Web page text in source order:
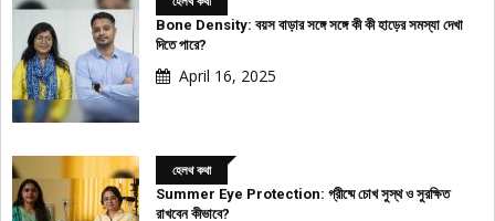
Bone Density: বয়স বাড়ার সঙ্গে সঙ্গে কী কী হাড়ের সমস্যা দেখা
দিতে পারে?
April 16, 2025
হেলথ কথা
Summer Eye Protection: গ্রীষ্মে চোখ সুস্থ ও সুরক্ষিত
রাখবেন কীভাবে?